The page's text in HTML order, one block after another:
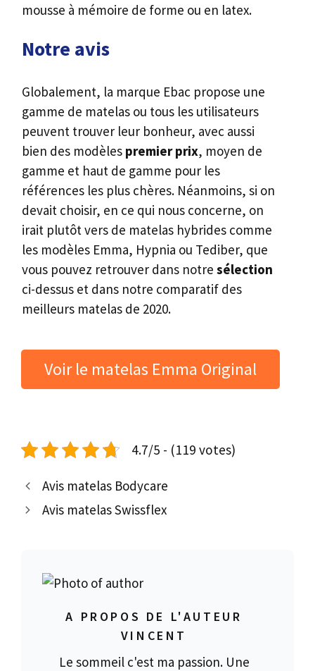
mousse à mémoire de forme ou en latex.
Notre avis
Globalement, la marque Ebac propose une
gamme de matelas ou tous les utilisateurs
peuvent trouver leur bonheur, avec aussi
bien des modèles premier prix, moyen de
gamme et haut de gamme pour les
références les plus chères. Néanmoins, si on
devait choisir, en ce qui nous concerne, on
irait plutôt vers de matelas hybrides comme
les modèles Emma, Hypnia ou Tediber, que
vous pouvez retrouver dans notre sélection
ci-dessus et dans notre comparatif des
meilleurs matelas de 2020.
Voir le matelas Emma Original
4.7/5 - (119 votes)
Avis matelas Bodycare
Avis matelas Swissflex
A PROPOS DE L'AUTEUR
VINCENT
Le sommeil c'est ma passion. Une